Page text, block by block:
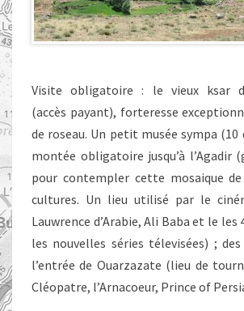
Visite obligatoire : le vieux ksar
(accès payant), forteresse
de roseau. Un petit musée sympa
montée obligatoire jusqu’à l’Agadir
pour contempler cette mosaique
cultures. Un lieu utilisé par le
Lauwrence d’Arabie, Ali Baba et le
les nouvelles séries télevisées) ;
l’entrée de Ouarzazate (lieu de
Cléopatre, l’Arnacoeur, Prince of